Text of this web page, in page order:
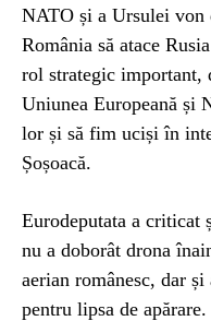
NATO și a Ursulei von
România să atace
rol strategic important,
Uniunea Europeană și
lor și să fim uciși în
Șoșoacă.
Eurodeputata a criticat
nu a doborât drona
aerian românesc, dar
pentru lipsa de apărare.